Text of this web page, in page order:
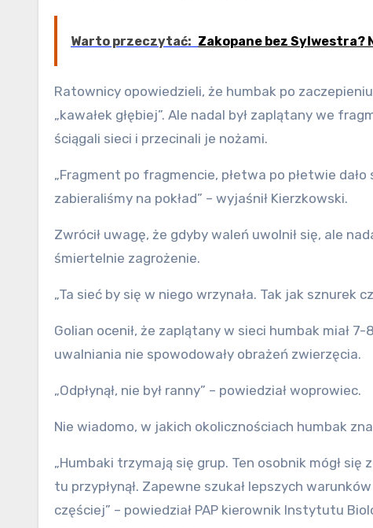
Warto przeczytać: Zakopane bez Sylwestra?
Ratownicy opowiedzieli, że humbak po
„kawałek głębiej”. Ale nadal był zaplątany we
ściągali sieci i przecinali je nożami.
„Fragment po fragmencie, płetwa po płetwie
zabieraliśmy na pokład” – wyjaśnił Kierzkowski.
Zwrócił uwagę, że gdyby waleń uwolnił się, ale
śmiertelnie zagrożenie.
„Ta sieć by się w niego wrzynała. Tak jak sznurek
Golian ocenił, że zaplątany w sieci humbak miał
uwalniania nie spowodowały obrażeń zwierzęcia.
„Odpłynął, nie był ranny” – powiedział woprowiec.
Nie wiadomo, w jakich okolicznościach humbak
„Humbaki trzymają się grup. Ten osobnik mógł
tu przypłynął. Zapewne szukał lepszych
częściej” – powiedział PAP kierownik Instytutu